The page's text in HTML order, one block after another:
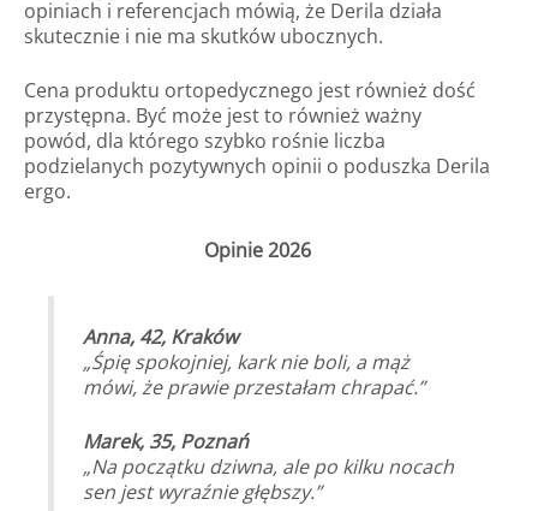
opiniach i referencjach mówią, że Derila działa
skutecznie i nie ma skutków ubocznych.
Cena produktu ortopedycznego jest również dość
przystępna. Być może jest to również ważny
powód, dla którego szybko rośnie liczba
podzielanych pozytywnych opinii o poduszka Derila
ergo.
Opinie 2026
Anna, 42, Kraków
„Śpię spokojniej, kark nie boli, a mąż
mówi, że prawie przestałam chrapać.”
Marek, 35, Poznań
„Na początku dziwna, ale po kilku nocach
sen jest wyraźnie głębszy.”